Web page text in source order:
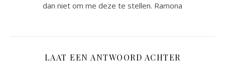
dan niet om me deze te stellen. Ramona
LAAT EEN ANTWOORD ACHTER